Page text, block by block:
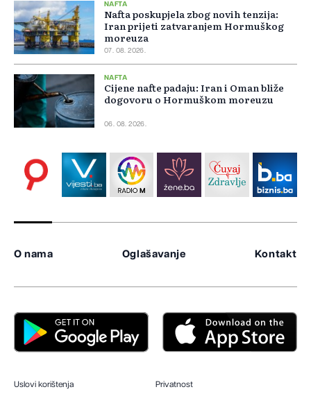
NAFTA
Nafta poskupjela zbog novih tenzija:
Iran prijeti zatvaranjem Hormuškog
moreuza
07. 08. 2026.
NAFTA
Cijene nafte padaju: Iran i Oman bliže
dogovoru o Hormuškom moreuzu
06. 08. 2026.
O nama Oglašavanje Kontakt
Uslovi korištenja Privatnost